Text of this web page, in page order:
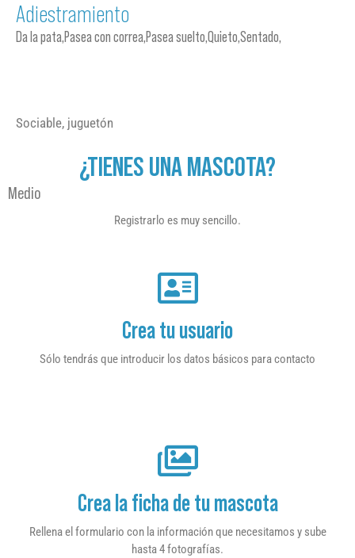
Adiestramiento
Da la pata,Pasea con correa,Pasea suelto,Quieto,Sentado,
Sociable, juguetón
¿TIENES UNA MASCOTA?
Medio
Registrarlo es muy sencillo.
Crea tu usuario
Sólo tendrás que introducir los datos básicos para contacto
Crea la ficha de tu mascota
Rellena el formulario con la información que necesitamos y sube
hasta 4 fotografías.